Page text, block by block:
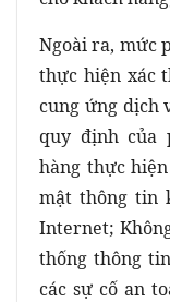
Ngoài ra, mức
thực hiện xác
cung ứng dịch
quy định của
hàng thực
mật thông tin
Internet;
thống thông
các sự cố an